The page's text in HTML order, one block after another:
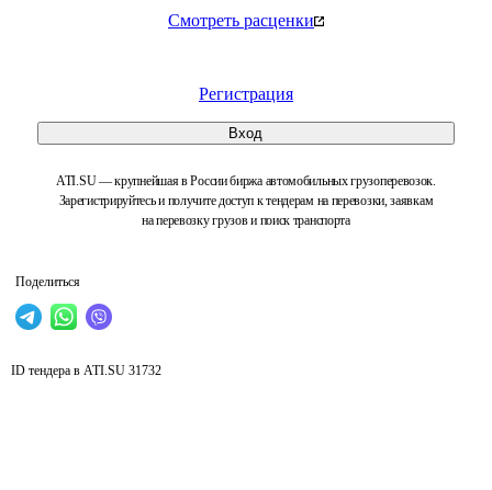
Смотреть расценки
Регистрация
Вход
ATI.SU — крупнейшая в России биржа автомобильных грузоперевозок.
Зарегистрируйтесь и получите доступ к тендерам на перевозки, заявкам
на перевозку грузов и поиск транспорта
Поделиться
ID тендера в ATI.SU 31732